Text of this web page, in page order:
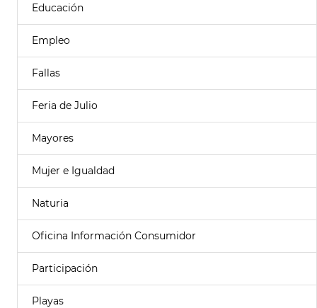
Educación
Empleo
Fallas
Feria de Julio
Mayores
Mujer e Igualdad
Naturia
Oficina Información Consumidor
Participación
Playas